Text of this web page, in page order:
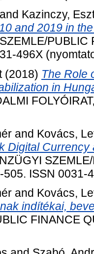
and Kazinczy,
and 2019 in
PUBLIC
496X
(2018) The Role
in
and Kovács,
Digital
505. ISSN 0031-
and Kovács,
indítékai,
FINANCE